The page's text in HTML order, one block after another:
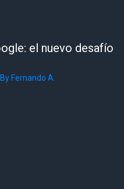
el nuevo desafío
Fernando A.